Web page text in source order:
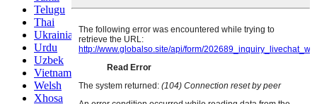
Telugu
Thai
Ukrainian
Urdu
Uzbek
Vietnamese
Welsh
Xhosa